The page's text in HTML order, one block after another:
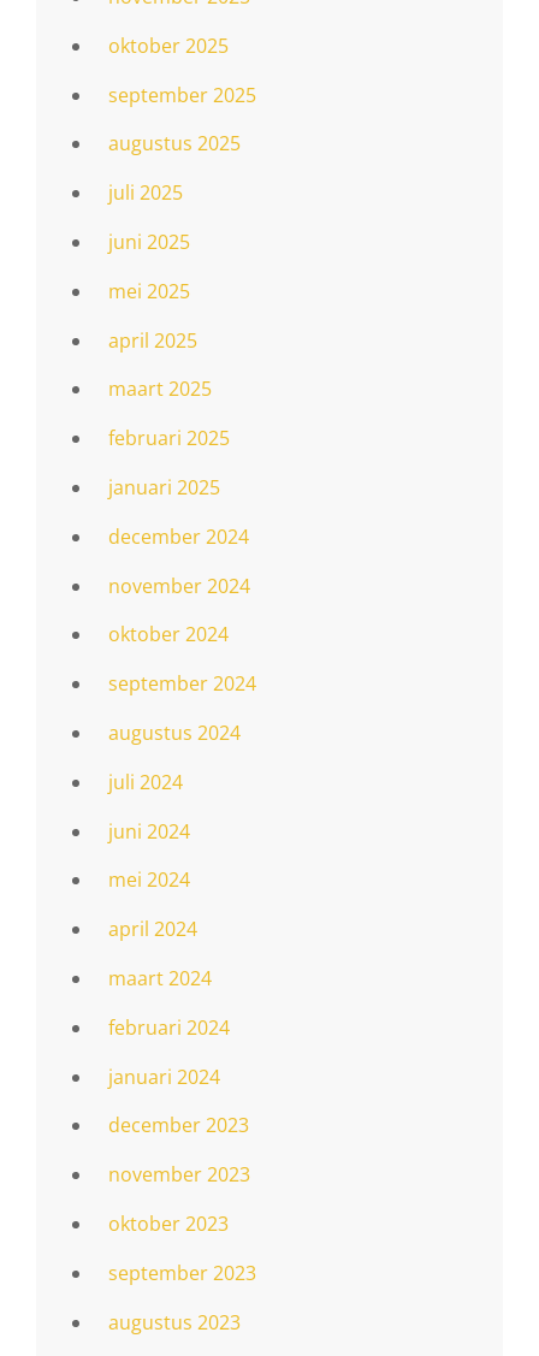
oktober 2025
september 2025
augustus 2025
juli 2025
juni 2025
mei 2025
april 2025
maart 2025
februari 2025
januari 2025
december 2024
november 2024
oktober 2024
september 2024
augustus 2024
juli 2024
juni 2024
mei 2024
april 2024
maart 2024
februari 2024
januari 2024
december 2023
november 2023
oktober 2023
september 2023
augustus 2023